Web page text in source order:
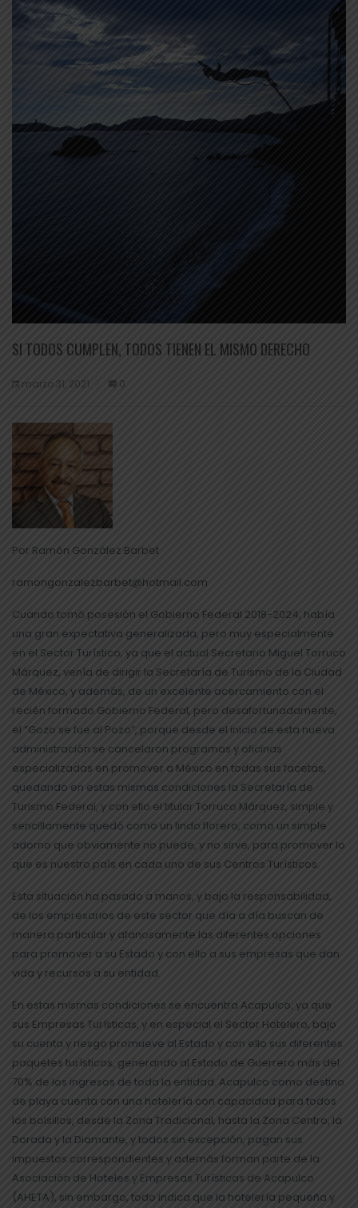
SI TODOS CUMPLEN, TODOS TIENEN EL MISMO DERECHO
marzo 31, 2021 0
Por Ramón González Barbet
ramongonzalezbarbet@hotmail.com
Cuando tomó posesión el Gobierno Federal 2018-2024, había
una gran expectativa generalizada, pero muy especialmente
en el Sector Turístico, ya que el actual Secretario Miguel Torruco
Márquez, venía de dirigir la Secretaría de Turismo de la Ciudad
de México, y además, de un excelente acercamiento con el
recién formado Gobierno Federal, pero desafortunadamente,
el “Gozo se fue al Pozo”, porque desde el inicio de esta nueva
administración se cancelaron programas y oficinas
especializadas en promover a México en todas sus facetas,
quedando en estas mismas condiciones la Secretaría de
Turismo Federal, y con ello el titular Torruco Márquez, simple y
sencillamente quedó como un lindo florero, como un simple
adorno que obviamente no puede, y no sirve, para promover lo
que es nuestro país en cada uno de sus Centros Turísticos.
Esta situación ha pasado a manos, y bajo la responsabilidad,
de los empresarios de este sector que día a día buscan de
manera particular y afanosamente las diferentes opciones
para promover a su Estado y con ello a sus empresas que dan
vida y recursos a su entidad.
En estas mismas condiciones se encuentra Acapulco, ya que
sus Empresas Turísticas, y en especial el Sector Hotelero, bajo
su cuenta y riesgo promueve al Estado y con ello sus diferentes
paquetes turísticos, generando al Estado de Guerrero más del
70% de los ingresos de toda la entidad. Acapulco como destino
de playa cuenta con una hotelería con capacidad para todos
los bolsillos, desde la Zona Tradicional, hasta la Zona Centro, la
Dorada y la Diamante, y todos sin excepción, pagan sus
impuestos correspondientes y además forman parte de la
Asociación de Hoteles y Empresas Turísticas de Acapulco
(AHETA), sin embargo, todo indica que la hotelería pequeña y